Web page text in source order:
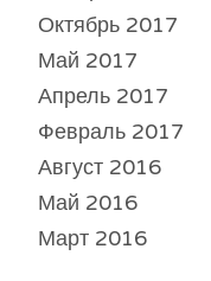
Октябрь 2017
Май 2017
Апрель 2017
Февраль 2017
Август 2016
Май 2016
Март 2016